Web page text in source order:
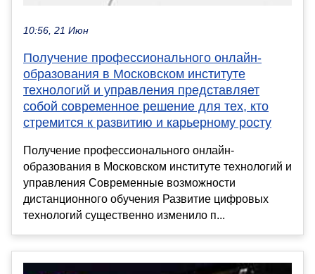
10:56, 21 Июн
Получение профессионального онлайн-
образования в Московском институте
технологий и управления представляет
собой современное решение для тех, кто
стремится к развитию и карьерному росту
Получение профессионального онлайн-
образования в Московском институте технологий и
управления Современные возможности
дистанционного обучения Развитие цифровых
технологий существенно изменило п...